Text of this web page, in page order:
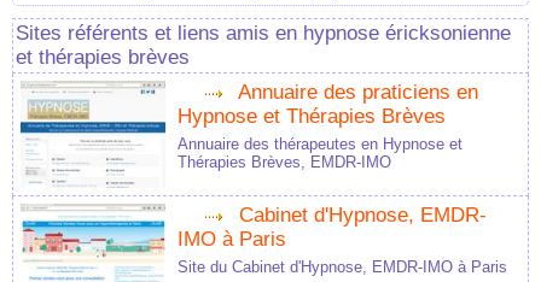
Sites référents et liens amis en hypnose éricksonienne
et thérapies brèves
Annuaire des praticiens en
Hypnose et Thérapies Brèves
Annuaire des thérapeutes en Hypnose et
Thérapies Brèves, EMDR-IMO
Cabinet d'Hypnose, EMDR-
IMO à Paris
Site du Cabinet d'Hypnose, EMDR-IMO à Paris